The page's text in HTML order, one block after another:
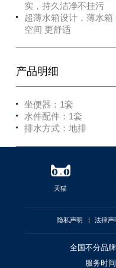
实，持久洁净不挂污
超薄水箱设计，薄水箱
空间 更舒适
产品明细
坐便器：1套
水件配件：1套
排水方式：地排
天猫
隐私声明 | 法律声
全国不分品
服务时